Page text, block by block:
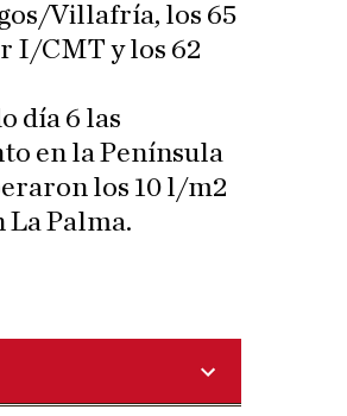
Villafría, los 65
I/CMT y los 62
día 6 las
en la Península
los 10 l/m2
La Palma.